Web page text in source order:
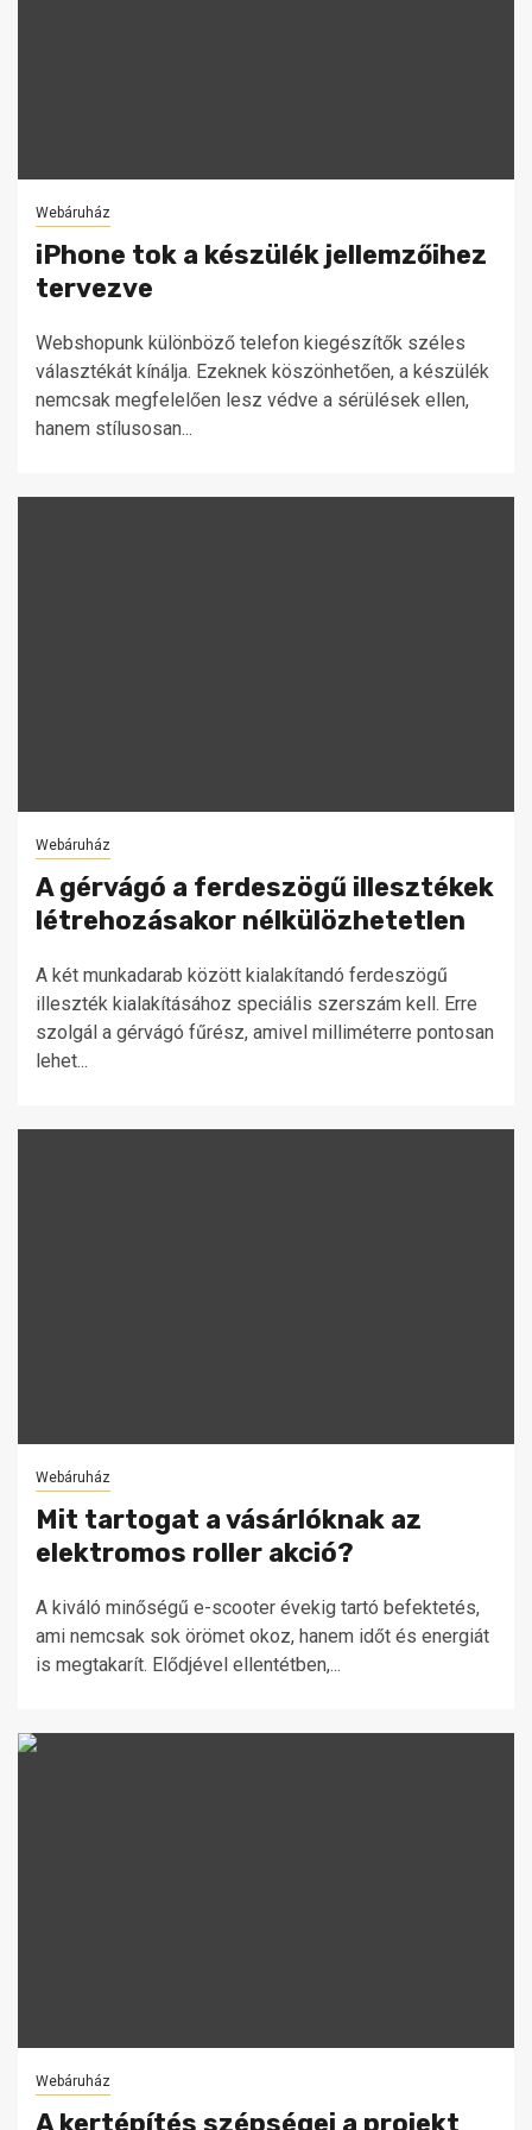
Webáruház
iPhone tok a készülék jellemzőihez
tervezve
Webshopunk különböző telefon kiegészítők széles
választékát kínálja. Ezeknek köszönhetően, a készülék
nemcsak megfelelően lesz védve a sérülések ellen,
hanem stílusosan...
Webáruház
A gérvágó a ferdeszögű illesztékek
létrehozásakor nélkülözhetetlen
A két munkadarab között kialakítandó ferdeszögű
illeszték kialakításához speciális szerszám kell. Erre
szolgál a gérvágó fűrész, amivel milliméterre pontosan
lehet...
Webáruház
Mit tartogat a vásárlóknak az
elektromos roller akció?
A kiváló minőségű e-scooter évekig tartó befektetés,
ami nemcsak sok örömet okoz, hanem időt és energiát
is megtakarít. Elődjével ellentétben,...
Webáruház
A kertépítés szépségei a projekt